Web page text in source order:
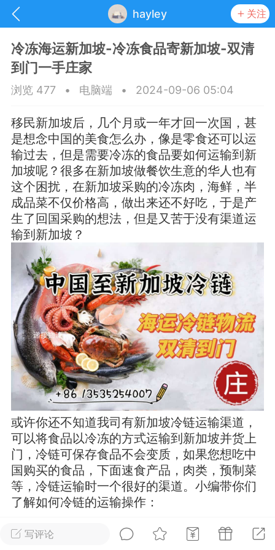
hayley 关注
每日任务 签到有奖
华人资讯
阅读洛杉矶新闻
华人论坛
加入社区交流
华人社区信息发布规范》
华人社区账号注册及使用规范》
洛杉矶热点 娱乐八卦 同乡联谊
民宿短租 房屋买卖 商铺转让
写评论
冷冻海运新加坡-冷冻食品寄新加坡-双清
到门一手庄家
浏览 477 • 电脑端 • 2024-09-06 05:04
移民新加坡后，几个月或一年才回一次国，甚
是想念中国的美食怎么办，像是零食还可以运
输过去，但是需要冷冻的食品要如何运输到新
加坡呢？很多在新加坡做餐饮生意的华人也有
这个困扰，在新加坡采购的冷冻肉，海鲜，半
成品菜不仅价格高，做出来还不好吃，于是产
生了回国采购的想法，但是又苦于没有渠道运
输到新加坡？
或许你还不知道我司有新加坡冷链运输渠道，
可以将食品以冷冻的方式运输到新加坡并货上
门，冷链可保存食品不会变质，如果您想吃中
国购买的食品，下面速食产品，肉类，预制菜
等，冷链运输时一个很好的渠道。小编带你们
了解如何冷链的运输操作：
首先，联系咨询Hayley索要冷冻仓库地址，进